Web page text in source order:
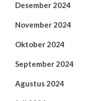
Desember 2024
November 2024
Oktober 2024
September 2024
Agustus 2024